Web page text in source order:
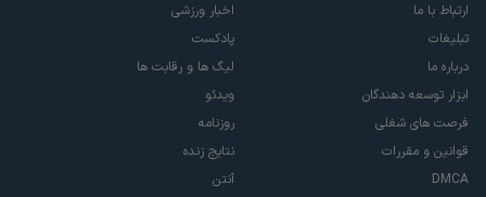
ارتباط با ما
تبلیغات
درباره ما
ابزار توسعه دهندگان
فرصت های شغلی
قوانین و مقررات
DMCA
اخبار ورزشی
پادکست
لیگ ها و رقابت ها
ویدئو
روزنامه
نتایج زنده
آنتن